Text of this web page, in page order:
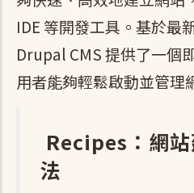
IDE 等開發工具。基於最
Drupal CMS 提供了一個
用者能夠輕鬆啟動並管理
Recipes：網
法